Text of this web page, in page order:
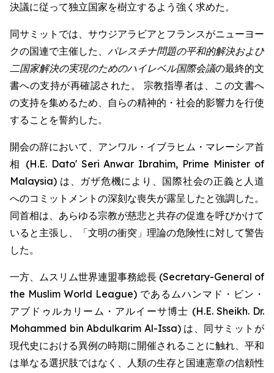
決議に従って独立国家を樹立するよう強く求めた。
同サミットでは、サウジアラビアとフランスがニューヨー
クの国連で主催した、 パレスチナ問題の平和的解決および
二国家解決の実現のためのハイレベル国際会議の最終的文
書への支持が再確認された。 宗教指導者は、この文書へ
の支持を集めるため、自らの精神的・社会的影響力を行使
することを誓約した。
開会の辞において、アンワル・イブラヒム・マレーシア首
相 (H.E. Dato' Seri Anwar Ibrahim, Prime Minister of
Malaysia) は、ガザ危機により、国際社会の正義と人道
へのコミットメントの深刻な喪失が露呈したと強調した。
同首相は、あらゆる宗教が慈悲と共存の促進を呼びかけて
いると主張し、「文明の衝突」理論の危険性に対して警告
した。
一方、ムスリム世界連盟事務総長 (Secretary-General of
the Muslim World League) であるムハンマド・ビン・
アブドゥルカリーム・アルイーサ博士 (H.E. Sheikh. Dr.
Mohammed bin Abdulkarim Al-Issa) は、同サミットが
現代史における異例の時期に開催されることに触れ、平和
は単なる選択肢ではなく、人類の生存と国連憲章の信頼性